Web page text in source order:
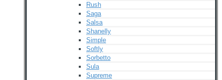
Rush
Saga
Salsa
Shanelly
Simple
Softly
Sorbetto
Sula
Supreme